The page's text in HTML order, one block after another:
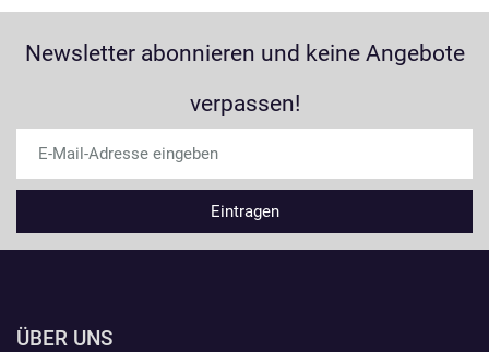
Newsletter abonnieren und keine Angebote
verpassen!
ÜBER UNS